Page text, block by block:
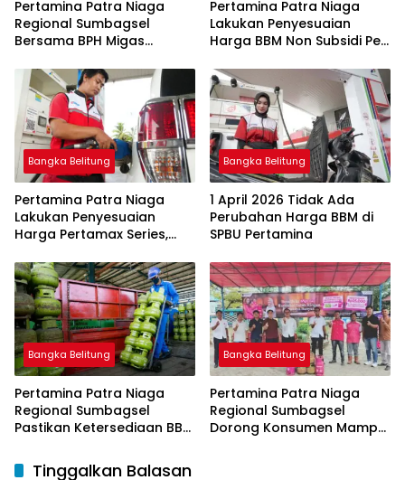
Pertamina Patra Niaga
Regional Sumbagsel
Bersama BPH Migas
Penyaluran BBM Subsidi
bagi Nelayan melalui
Aplikasi XSTAR
Pertamina Patra Niaga
Lakukan Penyesuaian
Harga BBM Non Subsidi Per
Bangka Belitung
Pertamina Patra Niaga
Lakukan Penyesuaian
Harga Pertamax Series,
Subsidi Tetap
Bangka Belitung
1 April 2026 Tidak Ada
Perubahan Harga BBM di
SPBU Pertamina
Bangka Belitung
Pertamina Patra Niaga
Regional Sumbagsel
Pastikan Ketersediaan BBM
Ramadan dan Menjelang
Bangka Belitung
Pertamina Patra Niaga
Regional Sumbagsel
Dorong Konsumen Mampu
Tinggalkan Balasan